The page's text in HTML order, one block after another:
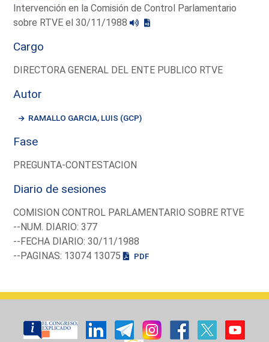
Intervención en la Comisión de Control Parlamentario
sobre RTVE el 30/11/1988
Cargo
DIRECTORA GENERAL DEL ENTE PUBLICO RTVE
Autor
RAMALLO GARCIA, LUIS (GCP)
Fase
PREGUNTA-CONTESTACION
Diario de sesiones
COMISION CONTROL PARLAMENTARIO SOBRE RTVE
--NUM. DIARIO: 377
--FECHA DIARIO: 30/11/1988
--PAGINAS: 13074 13075
PDF